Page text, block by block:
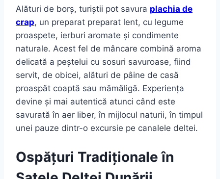
Alături de borș, turiștii pot savura plachia de
crap, un preparat preparat lent, cu legume
proaspete, ierburi aromate și condimente
naturale. Acest fel de mâncare combină aroma
delicată a peștelui cu sosuri savuroase, fiind
servit, de obicei, alături de pâine de casă
proaspăt coaptă sau mămăligă. Experiența
devine și mai autentică atunci când este
savurată în aer liber, în mijlocul naturii, în timpul
unei pauze dintr-o excursie pe canalele deltei.
Ospățuri Tradiționale în